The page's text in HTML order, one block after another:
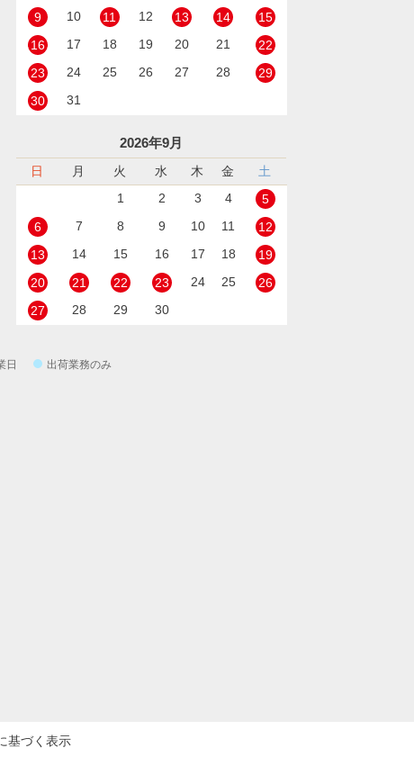
9
10 11 12 13 14
15
16
17 18 19 20 21
22
23
24 25 26 27 28
29
30
31
2026年9月
日 月 火 水 木 金
土
1
2 3 4
5
6
7 8 9 10 11
12
13
14 15 16 17 18
19
20
21 22 23 24 25
26
27
28 29 30
日 出荷業務のみ
基づく表示